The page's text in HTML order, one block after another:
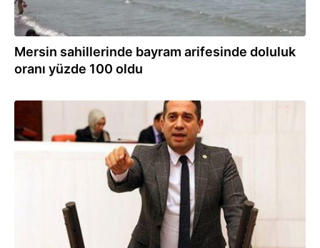
Mersin sahillerinde bayram arifesinde doluluk
oranı yüzde 100 oldu